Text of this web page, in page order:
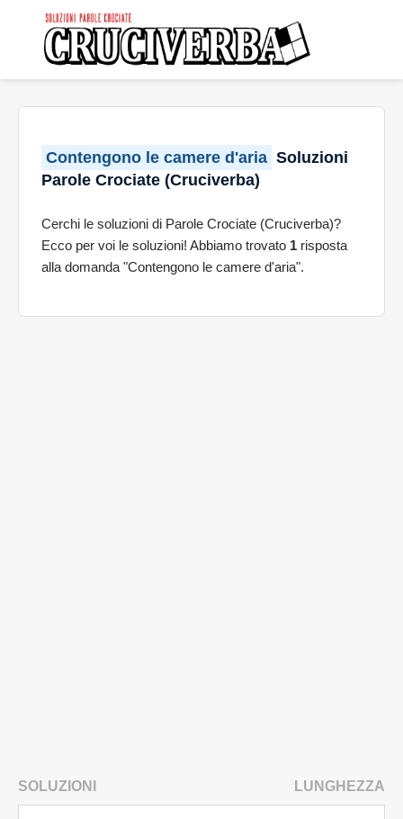
Contengono le camere d'aria Soluzioni
Parole Crociate (Cruciverba)
Cerchi le soluzioni di Parole Crociate (Cruciverba)?
Ecco per voi le soluzioni! Abbiamo trovato 1 risposta
alla domanda "Contengono le camere d'aria".
SOLUZIONI LUNGHEZZA